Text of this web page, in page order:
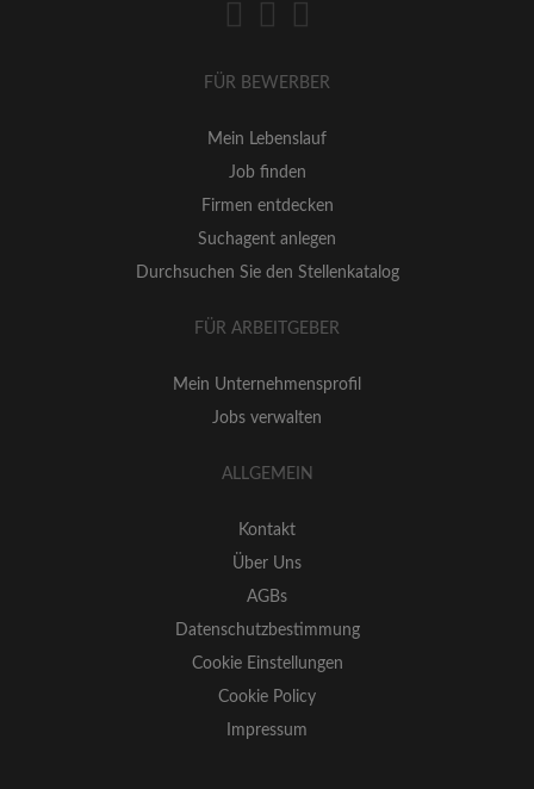
FÜR BEWERBER
Mein Lebenslauf
Job finden
Firmen entdecken
Suchagent anlegen
Durchsuchen Sie den Stellenkatalog
FÜR ARBEITGEBER
Mein Unternehmensprofil
Jobs verwalten
ALLGEMEIN
Kontakt
Über Uns
AGBs
Datenschutzbestimmung
Cookie Einstellungen
Cookie Policy
Impressum